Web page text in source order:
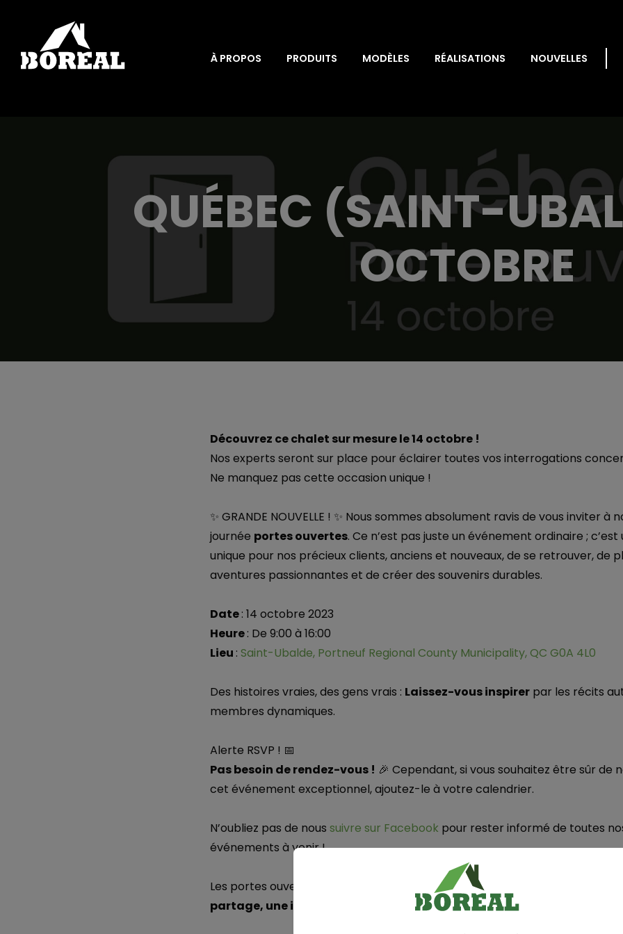
À PROPOS PRODUITS MODÈLES RÉALISATIONS NOUVELLES
QUÉBEC (SAINT-
OCTOBRE
Découvrez ce chalet sur mesure le 14 octobre !
Nos experts seront sur place pour éclairer toutes vos interrogations
Ne manquez pas cette occasion unique !
✨ GRANDE NOUVELLE ! ✨ Nous sommes absolument ravis de vous inviter
journée portes ouvertes. Ce n’est pas juste un événement ordinaire ;
unique pour nos précieux clients, anciens et nouveaux, de se retrouver, de
aventures passionnantes et de créer des souvenirs durables.
Date: 14 octobre 2023
Heure: De 9:00 à 16:00
Lieu : Saint-Ubalde, Portneuf Regional County Municipality, QC G0A 4L0
Des histoires vraies, des gens vrais : Laissez-vous inspirer par les récits
membres dynamiques.
Alerte RSVP ! 📅
Pas besoin de rendez-vous ! 🎉 Cependant, si vous souhaitez être sûr de
cet événement exceptionnel, ajoutez-le à votre calendrier.
N’oubliez pas de nous suivre sur Facebook pour rester informé de toutes
événements à venir !
Les portes ouvertes chez Boreal ne sont pas qu’une simple visite, c’est une
partage, une inspiration.